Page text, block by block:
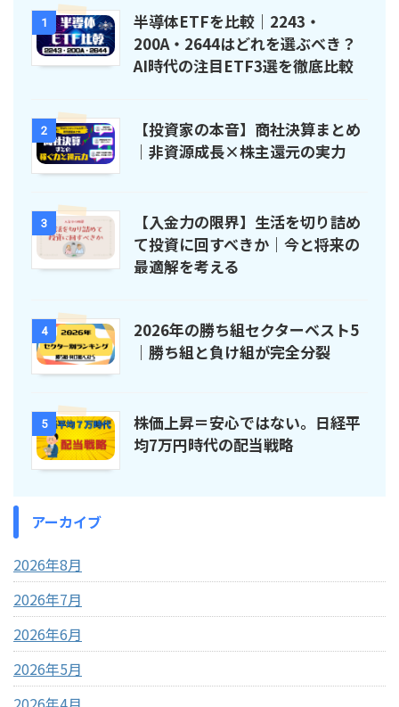
1
半導体ETFを比較｜2243・
200A・2644はどれを選ぶべき？
AI時代の注目ETF3選を徹底比較
2
【投資家の本音】商社決算まとめ
｜非資源成長×株主還元の実力
3
【入金力の限界】生活を切り詰め
て投資に回すべきか｜今と将来の
最適解を考える
4
2026年の勝ち組セクターベスト5
｜勝ち組と負け組が完全分裂
5
株価上昇＝安心ではない。日経平
均7万円時代の配当戦略
アーカイブ
2026年8月
2026年7月
2026年6月
2026年5月